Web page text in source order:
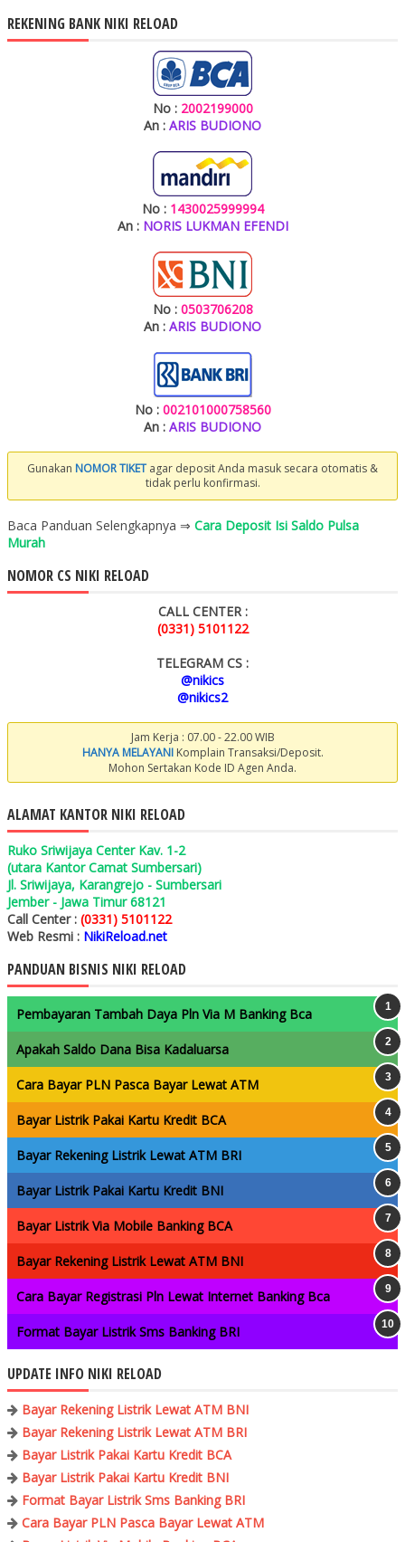
REKENING BANK NIKI RELOAD
No : 2002199000
An : ARIS BUDIONO
No : 1430025999994
An : NORIS LUKMAN EFENDI
No : 0503706208
An : ARIS BUDIONO
No : 002101000758560
An : ARIS BUDIONO
Gunakan NOMOR TIKET agar deposit Anda masuk secara otomatis &
tidak perlu konfirmasi.
Baca Panduan Selengkapnya ⇒ Cara Deposit Isi Saldo Pulsa
Murah
NOMOR CS NIKI RELOAD
CALL CENTER :
(0331) 5101122
TELEGRAM CS :
@nikics
@nikics2
Jam Kerja : 07.00 - 22.00 WIB
HANYA MELAYANIKomplain Transaksi/Deposit.
Mohon Sertakan Kode ID Agen Anda.
ALAMAT KANTOR NIKI RELOAD
Ruko Sriwijaya Center Kav. 1-2
(utara Kantor Camat Sumbersari)
Jl. Sriwijaya, Karangrejo - Sumbersari
Jember - Jawa Timur 68121
Call Center : (0331) 5101122
Web Resmi : NikiReload.net
PANDUAN BISNIS NIKI RELOAD
Pembayaran Tambah Daya Pln Via M Banking Bca
Apakah Saldo Dana Bisa Kadaluarsa
Cara Bayar PLN Pasca Bayar Lewat ATM
Bayar Listrik Pakai Kartu Kredit BCA
Bayar Rekening Listrik Lewat ATM BRI
Bayar Listrik Pakai Kartu Kredit BNI
Bayar Listrik Via Mobile Banking BCA
Bayar Rekening Listrik Lewat ATM BNI
Cara Bayar Registrasi Pln Lewat Internet Banking Bca
Format Bayar Listrik Sms Banking BRI
UPDATE INFO NIKI RELOAD
Bayar Rekening Listrik Lewat ATM BNI
Bayar Rekening Listrik Lewat ATM BRI
Bayar Listrik Pakai Kartu Kredit BCA
Bayar Listrik Pakai Kartu Kredit BNI
Format Bayar Listrik Sms Banking BRI
Cara Bayar PLN Pasca Bayar Lewat ATM